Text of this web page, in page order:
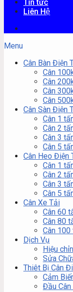
Tin tức
Liên Hệ
Menu
Cân Bàn Điện
Cân
Cân
Cân
Cân
Cân Sàn Điện
Cân 1
Cân 2
Cân 3
Cân 5
Cân Heo Điện
Cân 1
Cân 2
Cân 3
Cân 5
Cân Xe Tải
Cân 60
Cân 80
Cân 100
Dịch Vụ
Hiệu
Sửa
Thiêt Bị Cân
Cảm
Đầu